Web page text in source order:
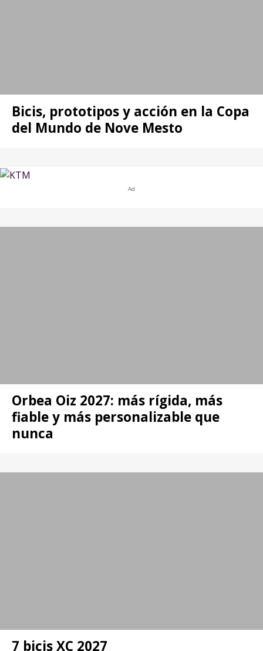
Bicis, prototipos y acción en la Copa
del Mundo de Nove Mesto
Ad
Orbea Oiz 2027: más rígida, más
fiable y más personalizable que
nunca
7 bicis XC 2027